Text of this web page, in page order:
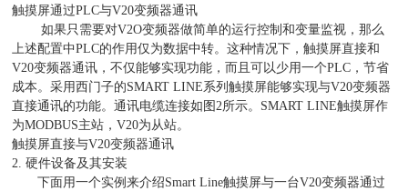
触摸屏通过PLC与V20变频器通讯
如果只需要对V2O变频器做简单的运行控制和变量监视，那么
上述配置中PLC的作用仅为数据中转。这种情况下，触摸屏直接和
V20变频器通讯，不仅能够实现功能，而且可以少用一个PLC，节省
成本。采用西门子的SMART LINE系列触摸屏能够实现与V20变频器
直接通讯的功能。通讯电缆连接如图2所示。SMART LINE触摸屏作
为MODBUS主站，V20为从站。
触摸屏直接与V20变频器通讯
2. 硬件设备及其安装
下面用一个实例来介绍Smart Line触摸屏与一台V20变频器通过